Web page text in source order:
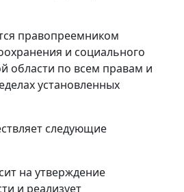
правопреемником
и социального
области по всем правам и
установленных
следующие
на утверждение
и реализует